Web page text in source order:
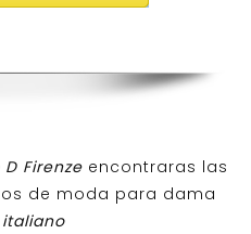
Firenzeencontraras las
de moda para dama